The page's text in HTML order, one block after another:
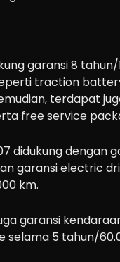
garansi 8
traction
terdapat
free service
didukung dengan
garansi electric
km.
garansi
selama 5 tahun/